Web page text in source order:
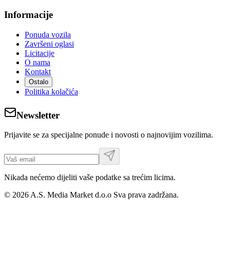
Informacije
Ponuda vozila
Završeni oglasi
Licitacije
O nama
Kontakt
Ostalo
Politika kolačića
Newsletter
Prijavite se za specijalne ponude i novosti o najnovijim vozilima.
Nikada nećemo dijeliti vaše podatke sa trećim licima.
© 2026A.S. Media Market d.o.o Sva prava zadržana.